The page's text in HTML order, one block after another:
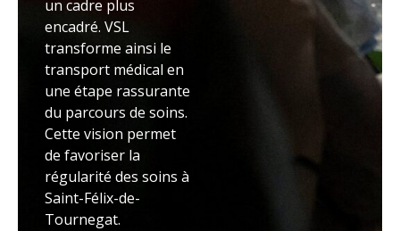
un cadre plus
encadré. VSL
transforme ainsi le
transport médical en
une étape rassurante
du parcours de soins.
Cette vision permet
de favoriser la
régularité des soins à
Saint-Félix-de-
Tournegat.